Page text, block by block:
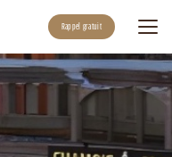
Rappel gratuit